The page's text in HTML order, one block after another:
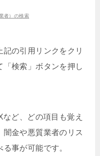
者）の検索
の引用リンクをクリ
「検索」ボタンを押し
ど、どの項目も覚え
金や悪質業者のリス
事が可能です。